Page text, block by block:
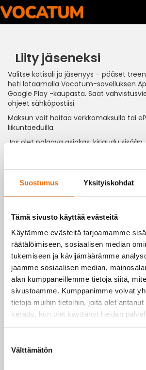
Suostumus Yksityiskohdat
Tämä sivusto käyttää evästeitä
Käytämme evästeitä tarjoamamme
räätälöimiseen, sosiaalisen median
tukemiseen ja kävijämäärämme
jaamme sosiaalisen median,
alan kumppaneillemme tietoja siitä,
sivustoamme. Kumppanimme voivat
tietoja muihin tietoihin, joita olet
kerätty, kun olet käyttänyt heidän
valinta
Välttämätön
Liity jäseneksi
Valitse kotisali ja jäsenyys – pääset
heti lataamalla Vocatum-sovelluksen
Google Play -kaupasta. Saat
ohjeet sähköpostiisi.
Maksun voit hoitaa verkkomaksulla tai
liikuntaeduilla.
Jos olet palaava asiakas, kirjaudu
Valitse asiakkuus
WELLNESS SITOUTUJA
— 8 VKO -50%
23,45€ /4 vko
Kuntosali klo 05-23
Ensimmäiset 8 viikkoa
hintaan 46,90 €/4vko.